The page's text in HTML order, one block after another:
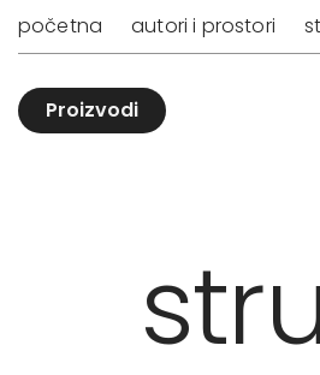
početna autori i prostori
Proizvodi